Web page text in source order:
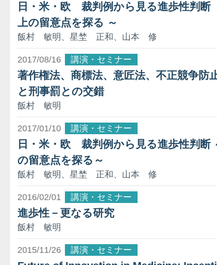
日・米・欧 裁判例から見る進歩性判
上の留意点を探る ～
飯村 敏明、星埜 正和、山本 修
2017/08/16 講演・セミナー
著作権法、商標法、意匠法、不正競争防
と刑事罰との交錯
飯村 敏明
2017/01/10 講演・セミナー
日・米・欧 裁判例から見る進歩性判断
の留意点を探る～
飯村 敏明、星埜 正和、山本 修
2016/02/01 講演・セミナー
進歩性－更なる研究
飯村 敏明
2015/11/26 講演・セミナー